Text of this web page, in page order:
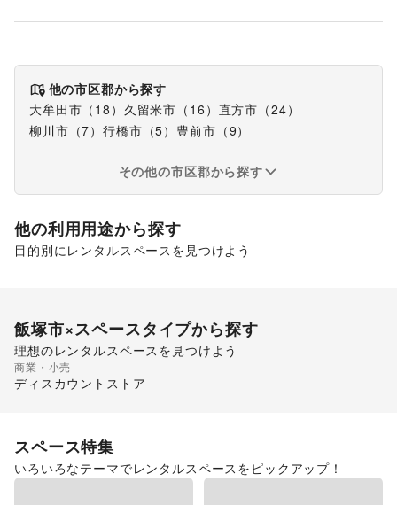
他の市区郡から探す
大牟田市 （ 18 ） 久留米市 （ 16 ） 直方市 （24）
柳川市 （7）行橋市 （5） 豊前市 （9）
その他の市区郡から探す
他の利用用途から探す
目的別にレンタルスペースを見つけよう
飯塚市×スペースタイプから探す
理想のレンタルスペースを見つけよう
スーパーマーケット
商業・小売
ディスカウントストア
スペース特集
いろいろなテーマでレンタルスペースをピックアップ！